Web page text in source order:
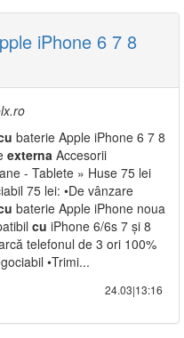
iPhone 6 7 8
baterie Apple iPhone 6 7 8
externa Accesorii
- Tablete » Huse 75 lei
75 lei: •De vânzare
baterie Apple iPhone noua
cu iPhone 6/6s 7 și 8
telefonul de 3 ori 100%
•Trimi...
24.03|13:16